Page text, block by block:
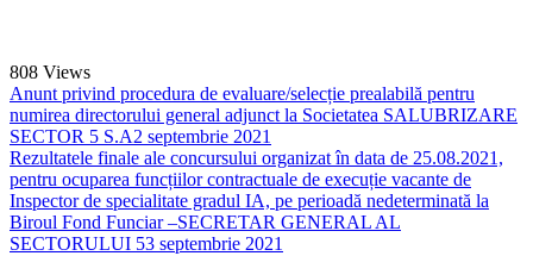
808 Views
Anunt privind procedura de evaluare/selecție prealabilă pentru
numirea directorului general adjunct la Societatea SALUBRIZARE
SECTOR 5 S.A2 septembrie 2021
Rezultatele finale ale concursului organizat în data de 25.08.2021,
pentru ocuparea funcțiilor contractuale de execuție vacante de
Inspector de specialitate gradul IA, pe perioadă nedeterminată la
Biroul Fond Funciar –SECRETAR GENERAL AL
SECTORULUI 53 septembrie 2021